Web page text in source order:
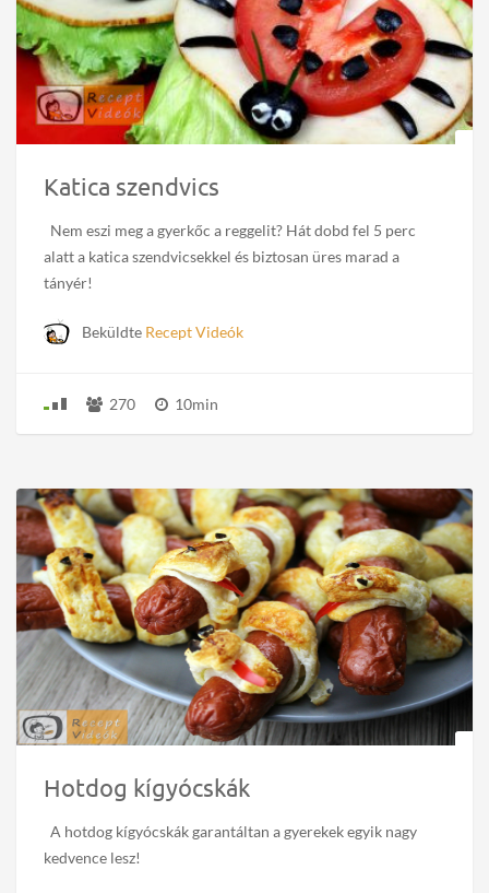
Katica szendvics
Nem eszi meg a gyerkőc a reggelit? Hát dobd fel 5 perc
alatt a katica szendvicsekkel és biztosan üres marad a
tányér!
Beküldte Recept Videók
270 10min
Hotdog kígyócskák
A hotdog kígyócskák garantáltan a gyerekek egyik nagy
kedvence lesz!